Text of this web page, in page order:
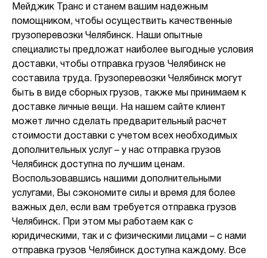
Мейджик Транс и станем вашим надежным
помощником, чтобы осуществить качественные
грузоперевозки Челябинск. Наши опытные
специалисты предложат наиболее выгодные условия
доставки, чтобы отправка грузов Челябинск не
составила труда. Грузоперевозки Челябинск могут
быть в виде сборных грузов, также мы принимаем к
доставке личные вещи. На нашем сайте клиент
может лично сделать предварительный расчет
стоимости доставки с учетом всех необходимых
дополнительных услуг – у нас отправка грузов
Челябинск доступна по лучшим ценам.
Воспользовавшись нашими дополнительными
услугами, Вы сэкономите силы и время для более
важных дел, если вам требуется отправка грузов
Челябинск. При этом мы работаем как с
юридическими, так и с физическими лицами – с нами
отправка грузов Челябинск доступна каждому. Все